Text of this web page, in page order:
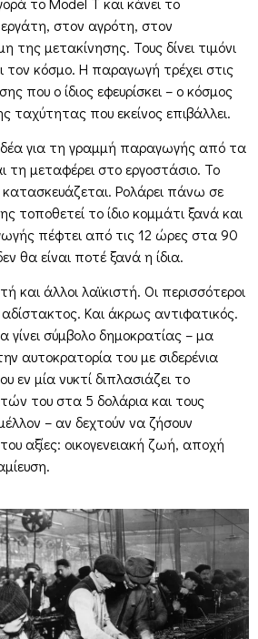
εργάτη, στον αγρότη, στον
της μετακίνησης. Τους δίνει τιμόνι
τον κόσμο. Η παραγωγή τρέχει στις
που ο ίδιος εφευρίσκει – ο κόσμος
ταχύτητας που εκείνος επιβάλλει.
για τη γραμμή παραγωγής από τα
τη μεταφέρει στο εργοστάσιο. Το
Ρολάρει πάνω σε
τοποθετεί το ίδιο κομμάτι ξανά και
πέφτει από τις 12 ώρες στα 90
θα είναι ποτέ ξανά η ίδια.
και άλλοι λαϊκιστή. Οι περισσότεροι
Και άκρως αντιφατικός.
γίνει σύμβολο δημοκρατίας – μα
αυτοκρατορία του με σιδερένια
εν μία νυκτί διπλασιάζει το
του στα 5 δολάρια και τους
– αν δεχτούν να ζήσουν
αξίες: οικογενειακή ζωή, αποχή